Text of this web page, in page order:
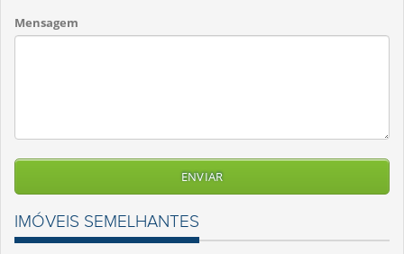
Mensagem
IMÓVEIS SEMELHANTES